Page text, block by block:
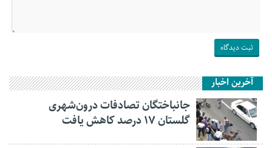
آخرین اخبار
جانباختگان تصادفات درون‌شهری
گلستان ۱۷ درصد کاهش یافت